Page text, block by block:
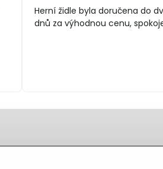
/
5
Herní židle byla doručena do
dnů za výhodnou cenu,